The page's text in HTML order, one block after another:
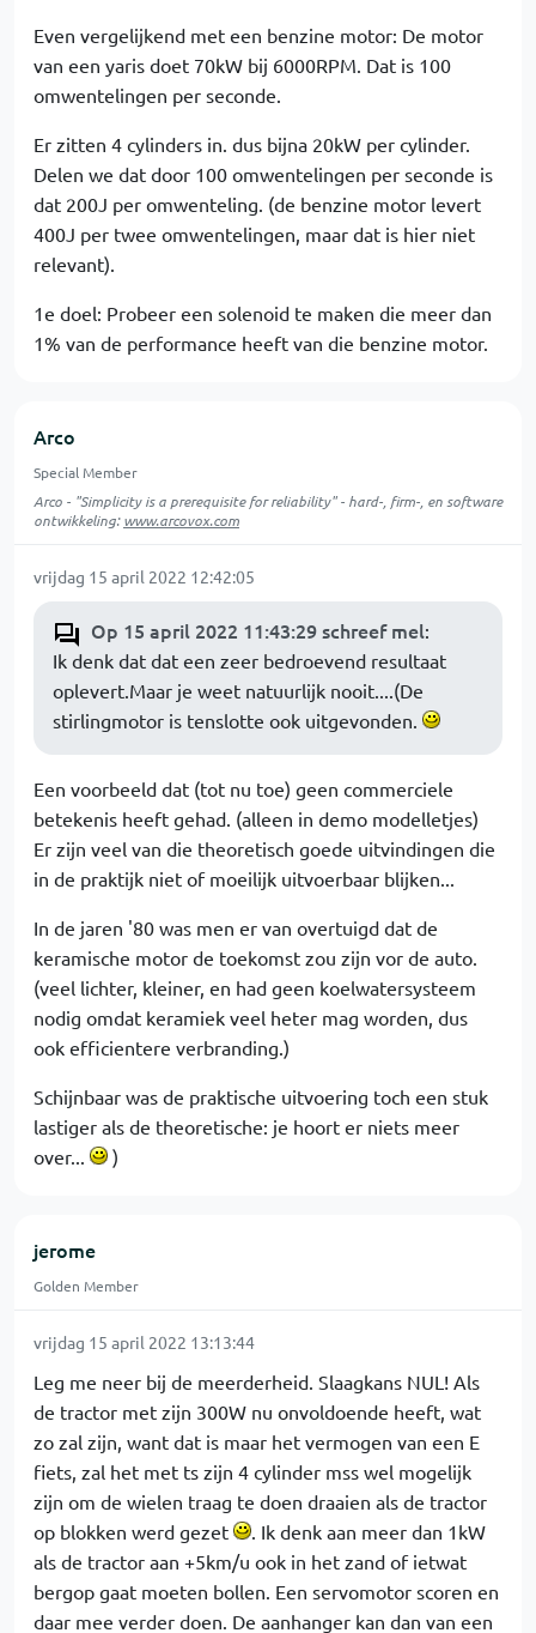
Even vergelijkend met een benzine motor: De motor
van een yaris doet 70kW bij 6000RPM. Dat is 100
omwentelingen per seconde.
Er zitten 4 cylinders in. dus bijna 20kW per cylinder.
Delen we dat door 100 omwentelingen per seconde is
dat 200J per omwenteling. (de benzine motor levert
400J per twee omwentelingen, maar dat is hier niet
relevant).
1e doel: Probeer een solenoid te maken die meer dan
1% van de performance heeft van die benzine motor.
Arco
Special Member
Arco - "Simplicity is a prerequisite for reliability" - hard-, firm-, en software
ontwikkeling:www.arcovox.com
vrijdag 15 april 2022 12:42:05
Op 15 april 2022 11:43:29 schreef mel:
Ik denk dat dat een zeer bedroevend resultaat
oplevert.Maar je weet natuurlijk nooit....(De
stirlingmotor is tenslotte ook uitgevonden.
Een voorbeeld dat (tot nu toe) geen commerciele
betekenis heeft gehad. (alleen in demo modelletjes)
Er zijn veel van die theoretisch goede uitvindingen die
in de praktijk niet of moeilijk uitvoerbaar blijken...
In de jaren '80 was men er van overtuigd dat de
keramische motor de toekomst zou zijn vor de auto.
(veel lichter, kleiner, en had geen koelwatersysteem
nodig omdat keramiek veel heter mag worden, dus
ook efficientere verbranding.)
Schijnbaar was de praktische uitvoering toch een stuk
lastiger als de theoretische: je hoort er niets meer
over...
)
jerome
Golden Member
vrijdag 15 april 2022 13:13:44
Leg me neer bij de meerderheid. Slaagkans NUL! Als
de tractor met zijn 300W nu onvoldoende heeft, wat
zo zal zijn, want dat is maar het vermogen van een E
fiets, zal het met ts zijn 4 cylinder mss wel mogelijk
zijn om de wielen traag te doen draaien als de tractor
op blokken werd gezet
. Ik denk aan meer dan 1kW
als de tractor aan +5km/u ook in het zand of ietwat
bergop gaat moeten bollen. Een servomotor scoren en
daar mee verder doen. De aanhanger kan dan van een